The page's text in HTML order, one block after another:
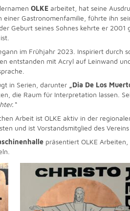
OLKE arbeitet, hat seine
einer Gastronomenfamilie, führte ihn
Geburt seines Sohnes kehrte er
im Frühjahr 2023. Inspiriert durch
entstanden mit Acryl auf Leinwand
in Serien, darunter
„Dia De Los
die Raum für Interpretation lassen.
Arbeit ist OLKE aktiv in der
und ist Vorstandsmitglied des
präsentiert OLKE